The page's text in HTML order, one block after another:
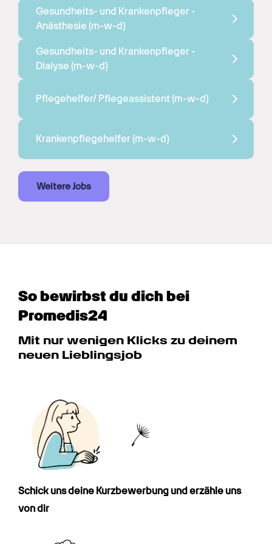
Gesundheits- und Krankenpfleger -
Anästhesie (m-w-d)
Gesundheits- und Krankenpfleger -
Dialyse (m-w-d)
Pflegehelfer/ Pflegeassistent (m-w-d)
Krankenpflegehelfer (m-w-d)
Weitere Jobs
So bewirbst du dich bei
Promedis24
Mit nur wenigen Klicks zu deinem
neuen Lieblingsjob
Schick uns deine Kurz­bewerbung und erzähle uns
von dir